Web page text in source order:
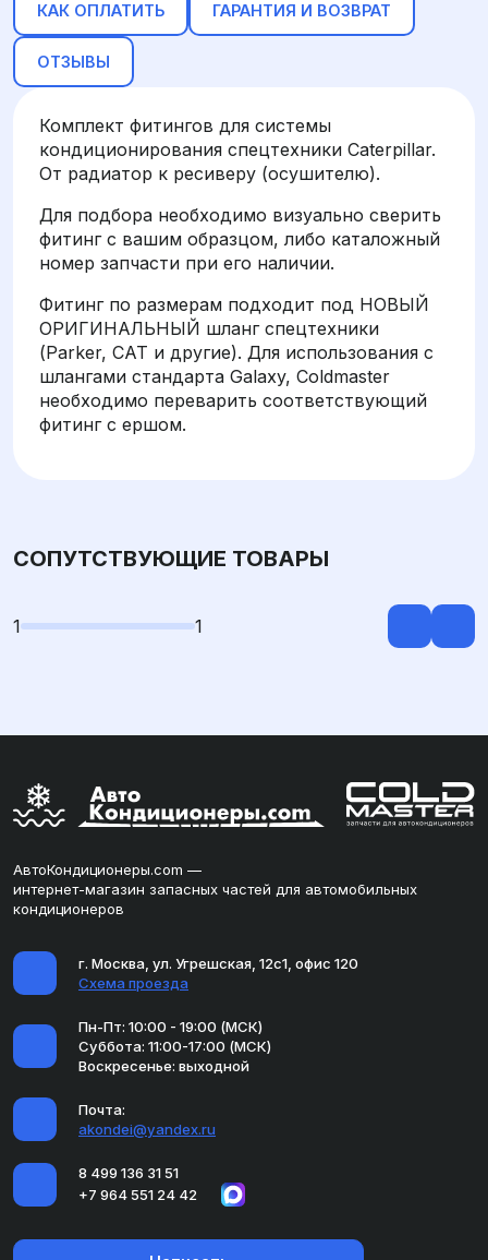
КАК ОПЛАТИТЬ ГАРАНТИЯ И ВОЗВРАТ
ОТЗЫВЫ
Комплект фитингов для системы
кондиционирования спецтехники Caterpillar.
От радиатор к ресиверу (осушителю).
Для подбора необходимо визуально сверить
фитинг с вашим образцом, либо каталожный
номер запчасти при его наличии.
Фитинг по размерам подходит под НОВЫЙ
ОРИГИНАЛЬНЫЙ шланг спецтехники
(Parker, CAT и другие). Для использования с
шлангами стандарта Galaxy, Coldmaster
необходимо переварить соответствующий
фитинг с ершом.
СОПУТСТВУЮЩИЕ ТОВАРЫ
1 1
АвтоКондиционеры.com —
интернет-магазин запасных частей для автомобильных
кондиционеров
г. Москва, ул. Угрешская, 12с1, офис 120
Схема проезда
Пн-Пт: 10:00 - 19:00 (МСК)
Суббота: 11:00-17:00 (МСК)
Воскресенье: выходной
Почта:
akondei@yandex.ru
8 499 136 31 51
+7 964 551 24 42